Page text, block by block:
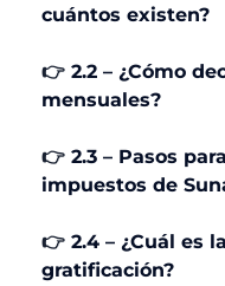
cuántos existen?
👉 2.2 – ¿Cómo
mensuales?
👉 2.3 – Pasos
impuestos de
👉 2.4 – ¿Cuál es
gratificación?